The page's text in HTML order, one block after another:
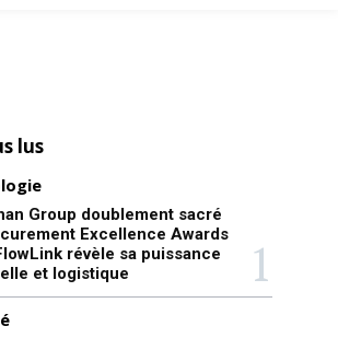
lus
Group doublement sacré
Excellence Awards
révèle sa puissance
et logistique